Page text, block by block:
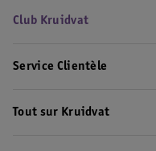
Club Kruidvat
Service Clientèle
Tout sur Kruidvat